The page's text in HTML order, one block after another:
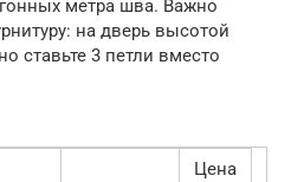
метра шва. Важно
на дверь высотой
ставьте 3 петли вместо
Цена